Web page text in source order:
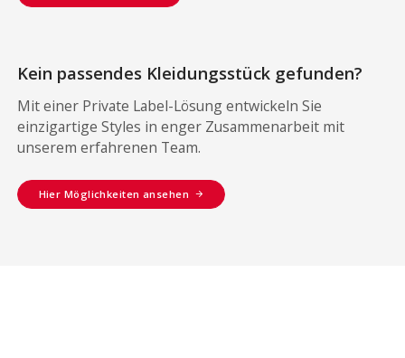
Kein passendes Kleidungsstück gefunden?
Mit einer Private Label-Lösung entwickeln Sie
einzigartige Styles in enger Zusammenarbeit mit
unserem erfahrenen Team.
Hier Möglichkeiten ansehen